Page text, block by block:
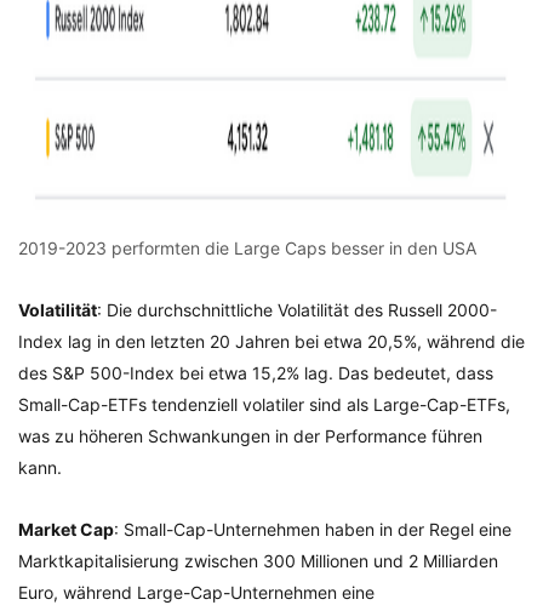
2019-2023 performten die Large Caps besser in den USA
Volatilität: Die durchschnittliche Volatilität des Russell 2000-
Index lag in den letzten 20 Jahren bei etwa 20,5%, während die
des S&P 500-Index bei etwa 15,2% lag. Das bedeutet, dass
Small-Cap-ETFs tendenziell volatiler sind als Large-Cap-ETFs,
was zu höheren Schwankungen in der Performance führen
kann.
Market Cap: Small-Cap-Unternehmen haben in der Regel eine
Marktkapitalisierung zwischen 300 Millionen und 2 Milliarden
Euro, während Large-Cap-Unternehmen eine